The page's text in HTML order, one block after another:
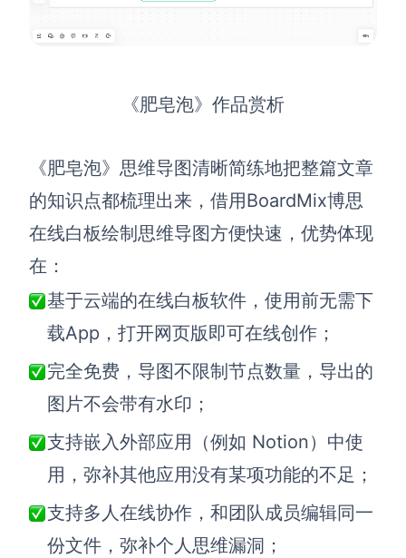
《肥皂泡》作品赏析
《肥皂泡》思维导图清晰简练地把整篇文章
的知识点都梳理出来，借用BoardMix博思
在线白板绘制思维导图方便快速，优势体现
在：
基于云端的在线白板软件，使用前无需下
载App，打开网页版即可在线创作；
完全免费，导图不限制节点数量，导出的
图片不会带有水印；
支持嵌入外部应用（例如 Notion）中使
用，弥补其他应用没有某项功能的不足；
支持多人在线协作，和团队成员编辑同一
份文件，弥补个人思维漏洞；